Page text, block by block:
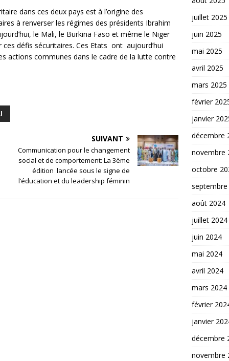
dans ces deux pays est à l’origine des
à renverser les régimes des présidents Ibrahim
le Mali, le Burkina Faso et même le Niger
défis sécuritaires. Ces Etats ont aujourd’hui
actions communes dans le cadre de la lutte contre
SUIVANT
Communication pour le changement
social et de comportement: La 3ème
édition lancée sous le signe de
l’éducation et du leadership féminin
juillet 2025
juin 2025
mai 2025
avril 2025
mars 2025
février
janvier
décembre
novembre
octobre
septembre
août 2024
juillet 2024
juin 2024
mai 2024
avril 2024
mars 2024
février
janvier
décembre
novembre